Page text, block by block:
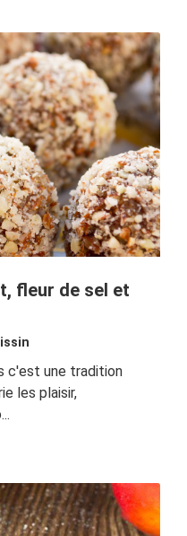
fleur de sel et
c'est une tradition
les plaisir,